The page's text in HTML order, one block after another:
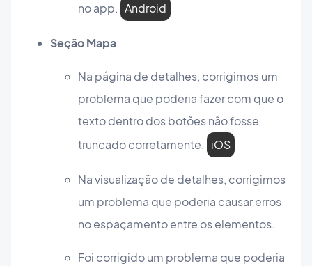
no app. Android
Seção Mapa
Na página de detalhes, corrigimos um
problema que poderia fazer com que o
texto dentro dos botões não fosse
truncado corretamente. iOS
Na visualização de detalhes, corrigimos
um problema que poderia causar erros
no espaçamento entre os elementos.
Foi corrigido um problema que poderia